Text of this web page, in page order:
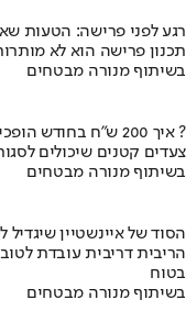
רגע לפני פרישה: הטעות
תכנון פרישה הוא לא
בשיתוף מנורה מבטחים
איך 200 ש"ח בחודש הופכים ל140 אלף ?
צעדים קטנים שיכולים
בשיתוף מנורה מבטחים
הסוד של איינשטיין
הריבית דריבית עובדת
בטוח
בשיתוף מנורה מבטחים